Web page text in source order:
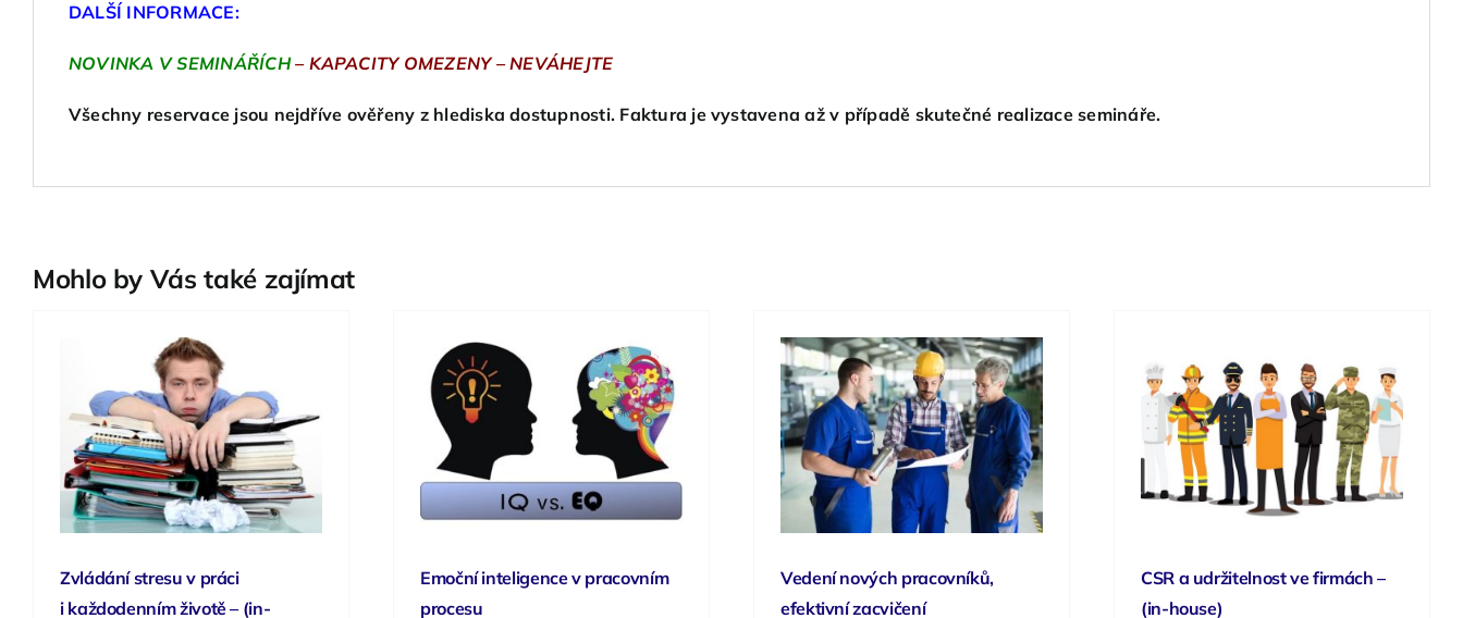
DALŠÍ INFORMACE:
NOVINKA V SEMINÁŘÍCH– KAPACITY OMEZENY – NEVÁHEJTE
Všechny reservace jsou nejdříve ověřeny z hlediska dostupnosti. Faktura je vystavena až v případě skutečné realizace semináře.
Mohlo by Vás také zajímat
Zvládání stresu v práci
i každodenním životě – (in-
Emoční inteligence v pracovním
procesu
Vedení nových pracovníků,
efektivní zacvičení
CSR a udržitelnost ve firmách –
(in-house)